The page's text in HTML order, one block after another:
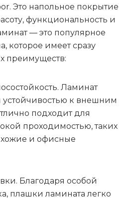
Это напольное покрытие
функциональность и
— это популярное
которое имеет сразу
преимуществ:
Ламинат
устойчивостью к внешним
подходит для
проходимостью, таких
и офисные
Благодаря особой
плашки ламината легко